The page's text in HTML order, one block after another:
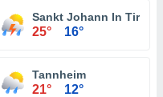
Sankt Johann In Tirol
25° 16°
Tannheim
21° 12°